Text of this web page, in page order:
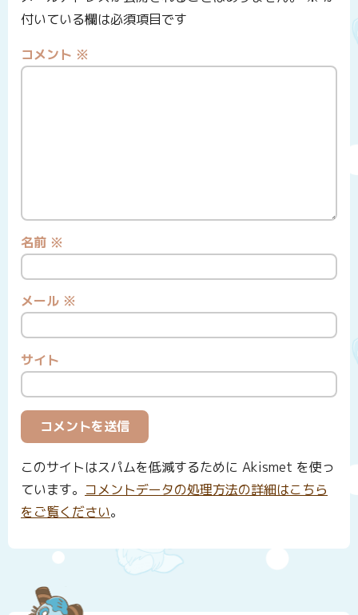
付いている欄は必須項目です
コメント ※
名前 ※
メール ※
サイト
このサイトはスパムを低減するために Akismet を使っ
ています。 コメントデータの処理方法の詳細はこちら
をご覧ください。